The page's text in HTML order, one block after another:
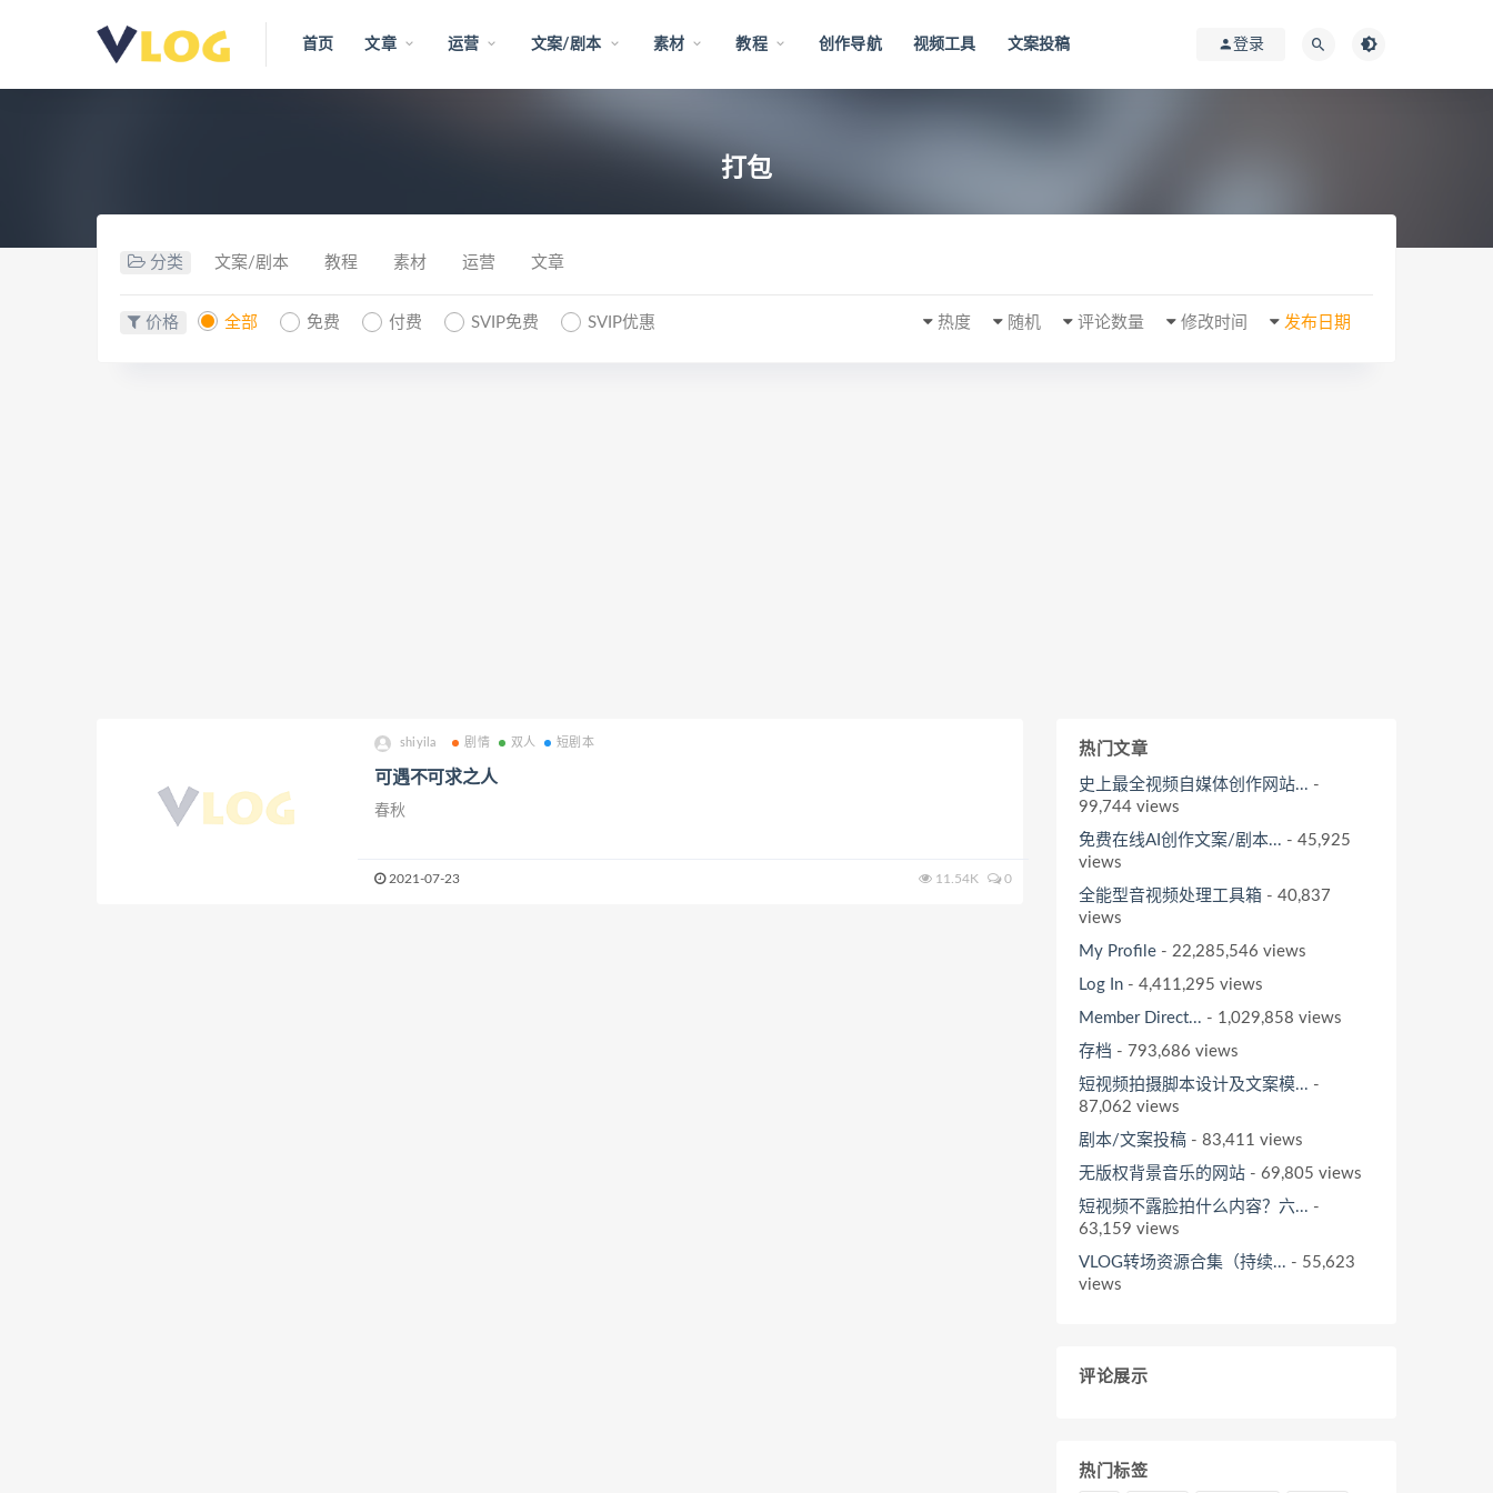
首页 文章 运营 文案/剧本 素材 教程 创作导航 视频工具 文案投稿 登录
打包
分类 文案/剧本 教程 素材 运营 文章
价格 全部 免费 付费 SVIP免费 SVIP优惠 发布日期
修改时间
评论数量
随机
热度
shiyila 剧情 双人 短剧本
可遇不可求之人
春秋
2021-07-23 11.54K 0
热门文章
史上最全视频自媒体创作网站... -
99,744 views
免费在线AI创作文案/剧本... - 45,925
views
全能型音视频处理工具箱 - 40,837
views
My Profile - 22,285,546 views
Log In - 4,411,295 views
Member Direct... - 1,029,858 views
存档 - 793,686 views
短视频拍摄脚本设计及文案模... -
87,062 views
剧本/文案投稿 - 83,411 views
无版权背景音乐的网站 - 69,805 views
短视频不露脸拍什么内容？六... -
63,159 views
VLOG转场资源合集（持续... - 55,623
views
评论展示
热门标签